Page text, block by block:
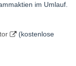
im Umlauf.
(kostenlose